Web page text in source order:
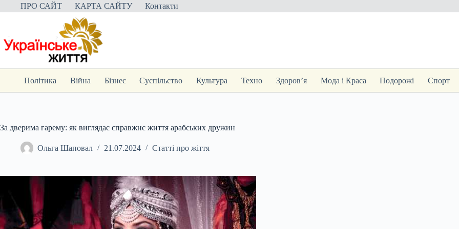
Перейти
до
ПРО САЙТ КАРТА САЙТУ Контакти
Політика Війна Бізнес Суспільство Культура Техно Здоров’я Мода і Краса Подорожі Спорт
За дверима гарему: як виглядає справжнє життя арабських дружин
Ольга Шаповал 21.07.2024 Статті про жіття